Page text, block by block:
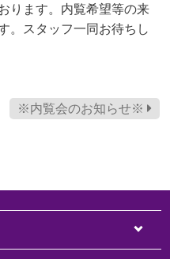
ります。内覧希望等の来
。スタッフ一同お待ちし
※内覧会のお知らせ※